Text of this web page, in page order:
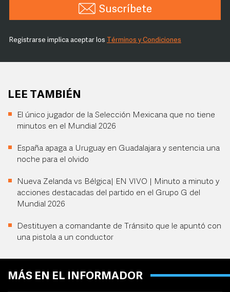
Suscríbete
Registrarse implica aceptar los Términos y Condiciones
LEE TAMBIÉN
El único jugador de la Selección Mexicana que no tiene
minutos en el Mundial 2026
España apaga a Uruguay en Guadalajara y sentencia una
noche para el olvido
Nueva Zelanda vs Bélgica| EN VIVO | Minuto a minuto y
acciones destacadas del partido en el Grupo G del
Mundial 2026
Destituyen a comandante de Tránsito que le apuntó con
una pistola a un conductor
MÁS EN EL INFORMADOR